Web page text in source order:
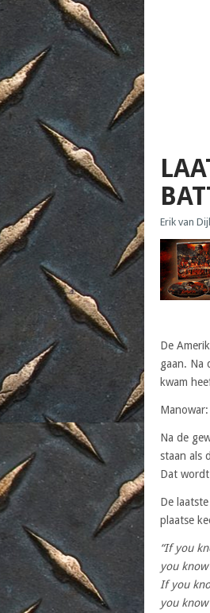
Erik van
De
gaan. Na
kwam
Manowar:
Na de
staan als
Dat
De
plaatse
“If you
you know
If you
you know